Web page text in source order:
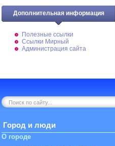
Дополнительная информация
Полезные ссылки
Ссылки Мирный
Администрация сайта
Город и люди
О городе